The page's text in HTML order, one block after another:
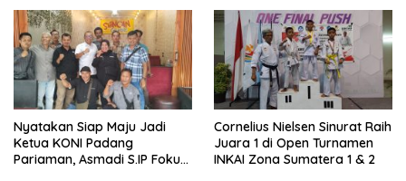
Nyatakan Siap Maju Jadi
Ketua KONI Padang
Pariaman, Asmadi S.IP Fokus
Cornelius Nielsen Sinurat Raih
Juara 1 di Open Turnamen
INKAI Zona Sumatera 1 & 2